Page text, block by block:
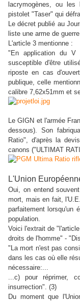
lacrymogènes, ou
pistolet "Taser" qui
Le décret publié au
liste une arme de
L'article 3 mentionne :
"En application du V
susceptible d'être
riposte en cas
publique, celle
calibre 7,62x51mm et
Le GIGN et l'armée
dessous). Son
Ratio", d'après la
canons ("ULTIMAT
L'Union
Oui, on entend
mort, mais en fait,
parfaitement lorsqu'un
population.
Voici l'extrait de
droits de l'homme" -
"La mort n'est pas
dans les cas où elle
nécessaire:...
...c) pour réprimer,
insurrection". (3)
Du moment que